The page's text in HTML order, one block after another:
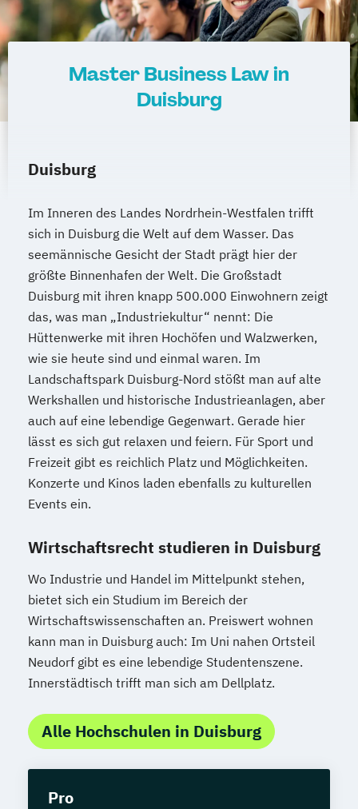
Master Business Law in
Duisburg
Duisburg
Im Inneren des Landes Nordrhein-Westfalen trifft
sich in Duisburg die Welt auf dem Wasser. Das
seemännische Gesicht der Stadt prägt hier der
größte Binnenhafen der Welt. Die Großstadt
Duisburg mit ihren knapp 500.000 Einwohnern zeigt
das, was man „Industriekultur“ nennt: Die
Hüttenwerke mit ihren Hochöfen und Walzwerken,
wie sie heute sind und einmal waren. Im
Landschaftspark Duisburg-Nord stößt man auf alte
Werkshallen und historische Industrieanlagen, aber
auch auf eine lebendige Gegenwart. Gerade hier
lässt es sich gut relaxen und feiern. Für Sport und
Freizeit gibt es reichlich Platz und Möglichkeiten.
Konzerte und Kinos laden ebenfalls zu kulturellen
Events ein.
Wirtschaftsrecht studieren in Duisburg
Wo Industrie und Handel im Mittelpunkt stehen,
bietet sich ein Studium im Bereich der
Wirtschaftswissenschaften an. Preiswert wohnen
kann man in Duisburg auch: Im Uni nahen Ortsteil
Neudorf gibt es eine lebendige Studentenszene.
Innerstädtisch trifft man sich am Dellplatz.
Alle Hochschulen in Duisburg
Pro